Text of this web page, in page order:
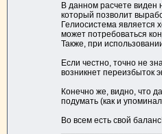
В данном расчете виден
который позволит
Гелиосистема является
может потребоваться
Также, при
Если честно, точно не
возникнет переизбыток
Конечно же, видно, что
подумать (как и
Во всем есть свой